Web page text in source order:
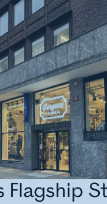
Flagship